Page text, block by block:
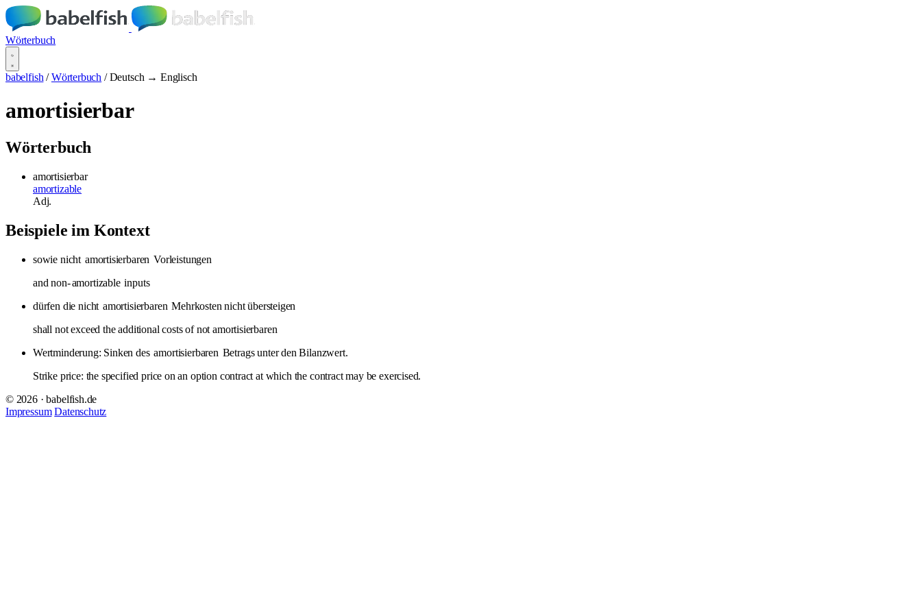
Wörterbuch
babelfish / Wörterbuch / Deutsch → Englisch
amortisierbar
Wörterbuch
amortisierbar
amortizable
Adj.
Beispiele im Kontext
sowie nicht amortisierbaren Vorleistungen
and non-amortizable inputs
dürfen die nicht amortisierbaren Mehrkosten nicht übersteigen
shall not exceed the additional costs of not amortisierbaren
Wertminderung: Sinken des amortisierbaren Betrags unter den Bilanzwert.
Strike price: the specified price on an option contract at which the contract may be exercised.
© 2026 · babelfish.de
Impressum Datenschutz